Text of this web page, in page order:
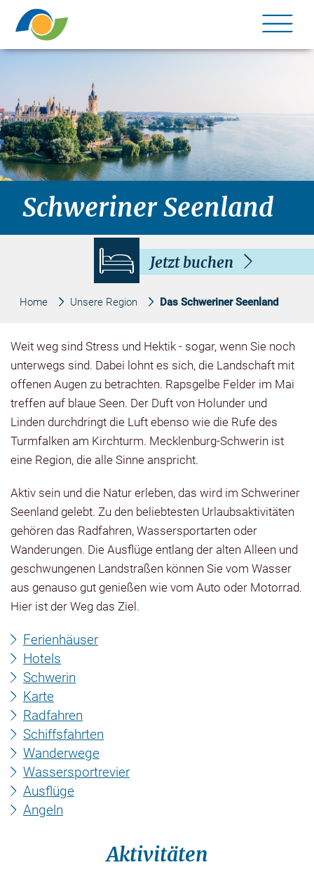
©
Schweriner Seenland
Jetzt buchen
Home Unsere Region Das Schweriner Seenland
Weit weg sind Stress und Hektik - sogar, wenn Sie noch
unterwegs sind. Dabei lohnt es sich, die Landschaft mit
offenen Augen zu betrachten. Rapsgelbe Felder im Mai
treffen auf blaue Seen. Der Duft von Holunder und
Linden durchdringt die Luft ebenso wie die Rufe des
Turmfalken am Kirchturm. Mecklenburg-Schwerin ist
eine Region, die alle Sinne anspricht.
Aktiv sein und die Natur erleben, das wird im Schweriner
Seenland gelebt. Zu den beliebtesten Urlaubsaktivitäten
gehören das Radfahren, Wassersportarten oder
Wanderungen. Die Ausflüge entlang der alten Alleen und
geschwungenen Landstraßen können Sie vom Wasser
aus genauso gut genießen wie vom Auto oder Motorrad.
Hier ist der Weg das Ziel.
Ferienhäuser
Hotels
Schwerin
Karte
Radfahren
Schiffsfahrten
Wanderwege
Wassersportrevier
Ausflüge
Angeln
Aktivitäten